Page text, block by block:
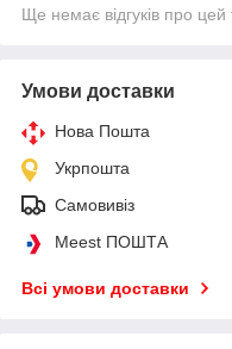
Ще немає відгуків про цей
Умови доставки
Нова Пошта
Укрпошта
Самовивіз
Meest ПОШТА
Всі умови доставки